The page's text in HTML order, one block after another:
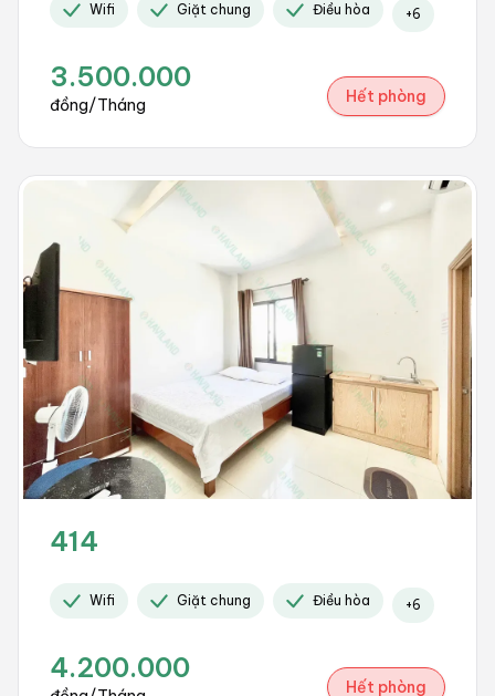
Wifi Giặt chung Điều hòa +6
3.500.000
đồng/Tháng Hết phòng
414
Wifi Giặt chung Điều hòa +6
4.200.000
Hết phòng